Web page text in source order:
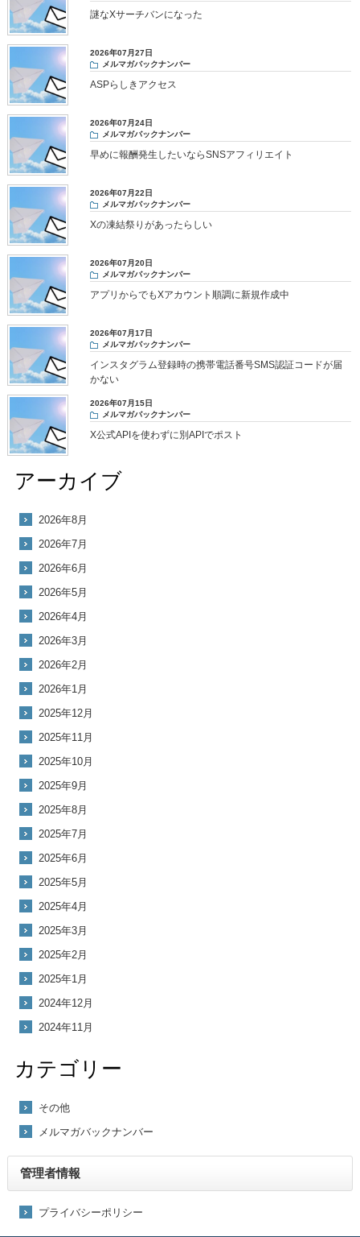
謎なXサーチバンになった
2026年07月27日
メルマガバックナンバー
ASPらしきアクセス
2026年07月24日
メルマガバックナンバー
早めに報酬発生したいならSNSアフィリエイト
2026年07月22日
メルマガバックナンバー
Xの凍結祭りがあったらしい
2026年07月20日
メルマガバックナンバー
アプリからでもXアカウント順調に新規作成中
2026年07月17日
メルマガバックナンバー
インスタグラム登録時の携帯電話番号SMS認証コードが届
かない
2026年07月15日
メルマガバックナンバー
X公式APIを使わずに別APIでポスト
アーカイブ
2026年8月
2026年7月
2026年6月
2026年5月
2026年4月
2026年3月
2026年2月
2026年1月
2025年12月
2025年11月
2025年10月
2025年9月
2025年8月
2025年7月
2025年6月
2025年5月
2025年4月
2025年3月
2025年2月
2025年1月
2024年12月
2024年11月
カテゴリー
その他
メルマガバックナンバー
管理者情報
プライバシーポリシー